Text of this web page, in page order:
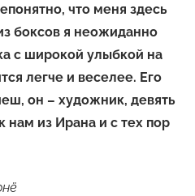
что меня здесь
боксов я неожиданно
с широкой улыбкой на
легче и веселее. Его
он – художник, девять
нам из Ирана и с тех пор